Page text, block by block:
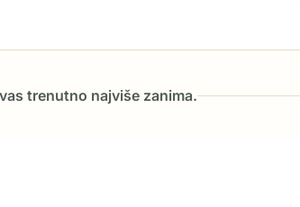
trenutno najviše zanima.